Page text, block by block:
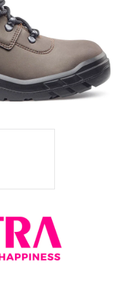
PRE ZÁKAZNÍKOV